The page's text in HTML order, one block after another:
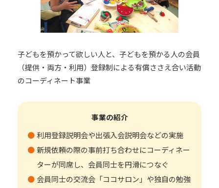
子どもを預かって欲しい人と、子どもを預かる人の会員
（提供・両方・利用）登録制による有償ささえ合い活動
のコーディネート事業
事業の紹介
利用登録説明会や出張入会説明会などの実施
新規依頼の際の事前打ち合わせにコーディネー
ターが同席し、会員同士を円滑につなぐ
会員同士の交流会「ココサロン」や独自の勉強